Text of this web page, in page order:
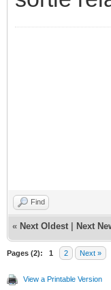
Find
« Next Oldest Next
Pages (2): 1 2 Next »
View a Printable Version